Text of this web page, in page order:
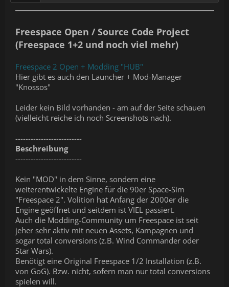
Freespace Open / Source Code Project
(Freespace 1+2 und noch viel mehr)
Freespace 2 Open + Modding "HUB"
Hier gibt es auch den Launcher + Mod-Manager
"Knossos"
Leider kein Bild vorhanden - am auf der Seite schauen
(vielleicht reiche ich noch Screenshots nach).
--------------------------
Beschreibung
--------------------------
Kein "MOD" in dem Sinne, sondern eine
weiterentwickelte Engine für die 90er Space-Sim
"Freespace 2". Volition hat Anfang der 2000er die
Engine geöffnet und seitdem ist VIEL passiert.
Auch die Modding-Community um Freespace ist seit
jeher sehr aktiv mit neuen Assets, Kampagnen und
sogar total conversions (z.B. Wind Commander oder
Star Wars).
Benötigt eine Original Freespace 1/2 Installation (z.B.
von GoG). Bzw. nicht, sofern man nur total conversions
spielen will.